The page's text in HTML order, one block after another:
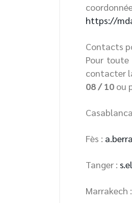
https://
Contacts
Pour
contacter
08 / 10ou
Fès :
Tanger :
Marrakech :